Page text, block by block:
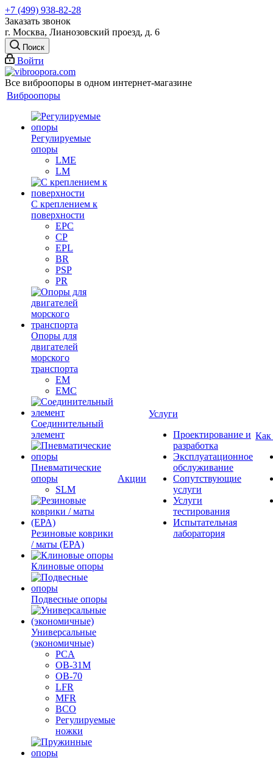
+7 (499) 938-82-28
Заказать звонок
г. Москва, Лианозовский проезд, д. 6
Поиск
Войти
Все виброопоры в одном интернет-магазине
Виброопоры
Регулируемые
опоры
LME
LM
С креплением к
поверхности
EPC
CP
EPL
BR
PSP
PR
Опоры для
двигателей
морского
транспорта
EM
EMC
Cоединительный
элемент
Пневматические
опоры
SLM
Резиновые коврики
/ маты (EPA)
Клиновые опоры
Подвесные опоры
Универсальные
(экономичные)
PCA
ОВ-31М
OB-70
LFR
MFR
ВСО
Регулируемые
ножки
Акции
Услуги
Проектирование и
разработка
Эксплуатационное
обслуживание
Сопутствующие
услуги
Услуги
тестирования
Испытательная
лаборатория
Как